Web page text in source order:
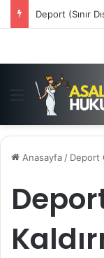
Deport (Sınır
Menü
Anasayfa / Deport